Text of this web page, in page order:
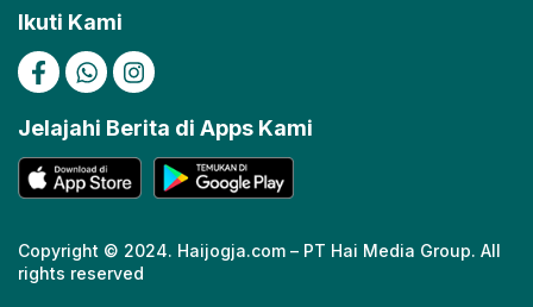
Ikuti Kami
Jelajahi Berita di Apps Kami
Copyright © 2024. Haijogja.com – PT Hai Media Group. All
rights reserved